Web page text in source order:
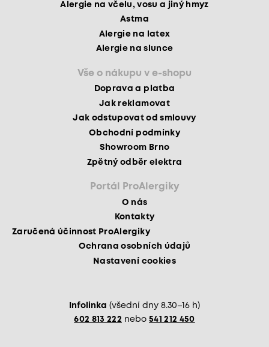
Alergie na včelu, vosu a jiný hmyz
Astma
Alergie na latex
Alergie na slunce
Vše o nákupu v e-shopu
Doprava a platba
Jak reklamovat
Jak odstupovat od smlouvy
Obchodní podmínky
Showroom Brno
Zpětný odběr elektra
Portál ProAlergiky
O nás
Kontakty
Zaručená účinnost ProAlergiky
Ochrana osobních údajů
Nastavení cookies
Infolinka (všední dny 8.30–16 h)
602 813 222 nebo 541 212 450